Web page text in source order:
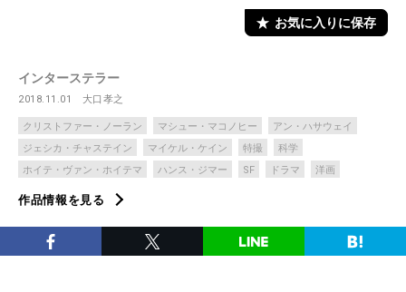
お気に入りに保存
インターステラー
2018.11.01 大口孝之
クリストファー・ノーラン マシュー・マコノヒー
アン・ハサウェイ
ジェシカ・チャステイン
マイケル・ケイン 特撮
科学
ホイテ・ヴァン・ホイテマ
ハンス・ジマー SF ドラマ 洋画
作品情報を見る